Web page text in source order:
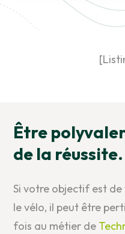
Être
de la réussite.
Si votre objectif est
le vélo, il peut être
fois au métier de